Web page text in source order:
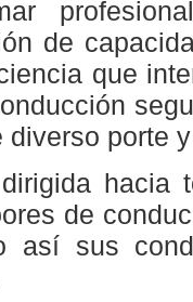
de
que
porte
hacia
de
así sus